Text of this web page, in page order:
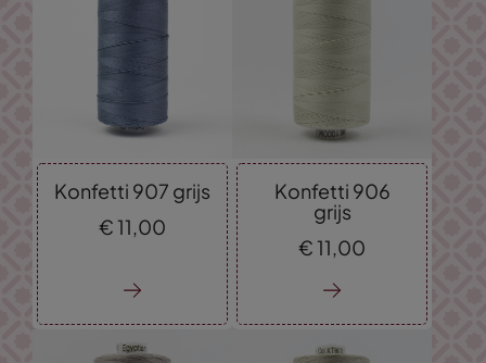
Konfetti 907 grijs
€11,00
Konfetti 906
grijs
€11,00